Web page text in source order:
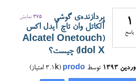
1
پاسخ
375 نمایش
پردازنده‌ی گوشی
آلکاتل وان تاچ آیدل اکس
(Alcatel Onetouch
Idol X) چیست؟
توسط prodo
(
3.1k امتیاز)